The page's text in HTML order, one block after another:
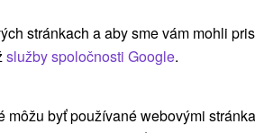
ZOBRAZIŤ
stránkach a aby sme vám mohli
služby spoločnosti Google.
môžu byť používané webovými